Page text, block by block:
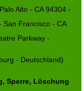
Alto - CA 94304 -
San Francisco - CA
Parkway -
- Deutschland)
Sperre, Löschung